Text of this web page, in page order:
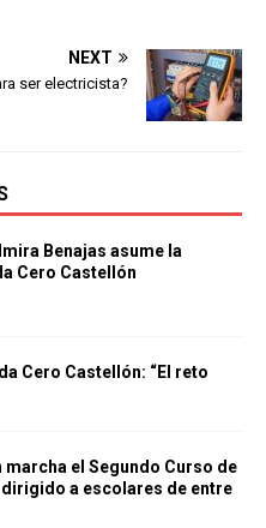
NEXT
ser electricista?
Benajas asume la
Cero Castellón
Cero Castellón: “El reto
marcha el Segundo Curso de
a escolares de entre